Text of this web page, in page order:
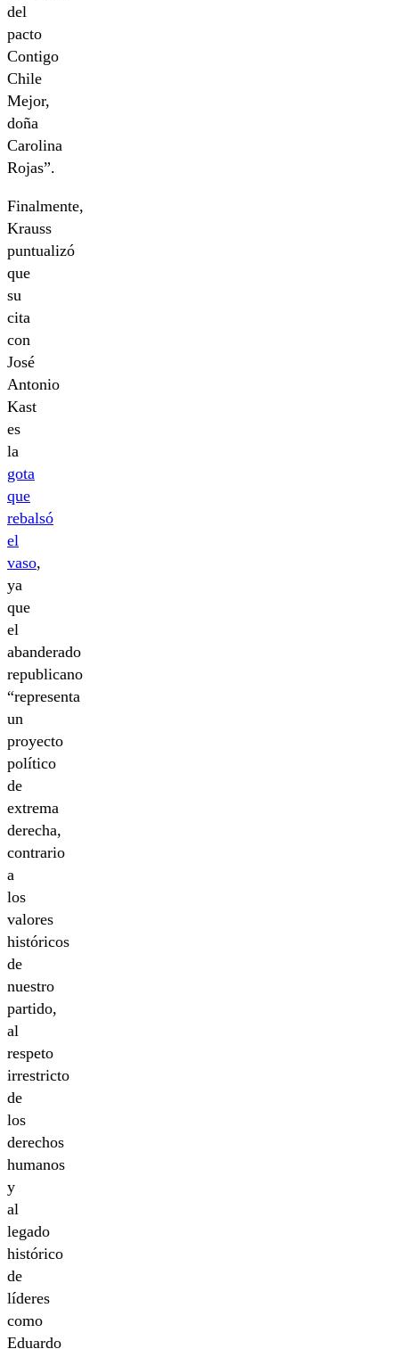
del
pacto
Contigo
Chile
Mejor,
doña
Carolina
Rojas”.
Finalmente,
Krauss
puntualizó
que
su
cita
con
José
Antonio
Kast
es
la
gota
que
rebalsó
el
vaso,
ya
que
el
abanderado
republicano
“representa
un
proyecto
político
de
extrema
derecha,
contrario
a
los
valores
históricos
de
nuestro
partido,
al
respeto
irrestricto
de
los
derechos
humanos
y
al
legado
histórico
de
líderes
como
Eduardo